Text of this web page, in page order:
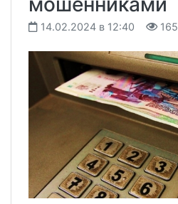
14.02.2024 в 12:40 165